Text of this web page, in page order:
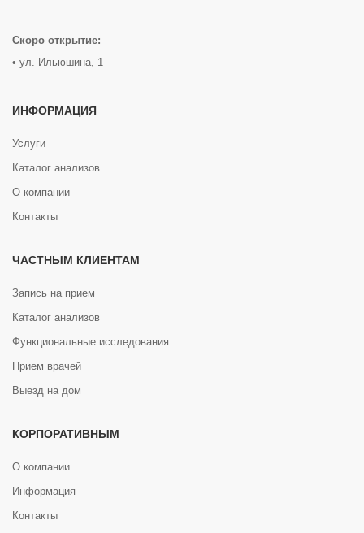
Скоро открытие:
• ул. Ильюшина, 1
ИНФОРМАЦИЯ
Услуги
Каталог анализов
О компании
Контакты
ЧАСТНЫМ КЛИЕНТАМ
Запись на прием
Каталог анализов
Функциональные исследования
Прием врачей
Выезд на дом
КОРПОРАТИВНЫМ
О компании
Информация
Контакты